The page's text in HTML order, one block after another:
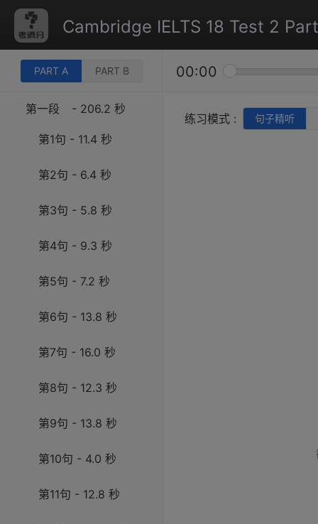
Cambridge IELTS 18 Test 2
PART A PART B 00:00
第一段 - 206.2 秒
第1句 - 11.4 秒
第2句 - 6.4 秒
第3句 - 5.8 秒
第4句 - 9.3 秒
第5句 - 7.2 秒
第6句 - 13.8 秒
第7句 - 16.0 秒
第8句 - 12.3 秒
第9句 - 13.8 秒
第10句 - 4.0 秒
第11句 - 12.8 秒
练习模式 : 句子精听